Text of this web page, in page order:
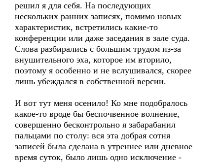
решил я для себя. На последующих
нескольких ранних записях, помимо новых
характеристик, встретились какие-то
конференции или даже заседания в зале суда.
Слова разбирались с большим трудом из-за
внушительного эха, которое им вторило,
поэтому я особенно и не вслушивался, скорее
лишь убеждался в собственной версии.
И вот тут меня осенило! Ко мне подобралось
какое-то вроде бы беспочвенное волнение,
совершенно бесконтрольно я забарабанил
пальцами по столу: вся эта добрая сотня
записей была сделана в утреннее или дневное
время суток, было лишь одно исключение -